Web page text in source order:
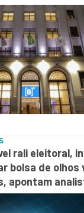
rali eleitoral,
bolsa de olhos
apontam